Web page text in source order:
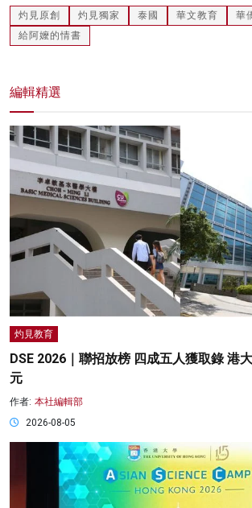
灼見原創 灼見獨家 泰國 華文教育 華
給阿嬤的情書
編輯精選
灼見教育
DSE 2026｜聯招放榜 四成五人獲取錄 港
元
作者: 本社編輯部
2026-08-05